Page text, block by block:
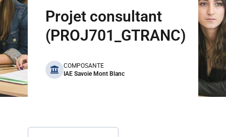
Projet consultant
(PROJ701_GTRANC)
benefits
COMPOSANTE
IAE Savoie Mont Blanc